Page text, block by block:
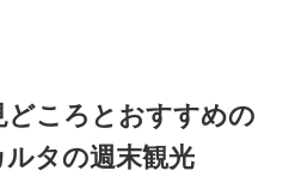
どころとおすすめの
タの週末観光